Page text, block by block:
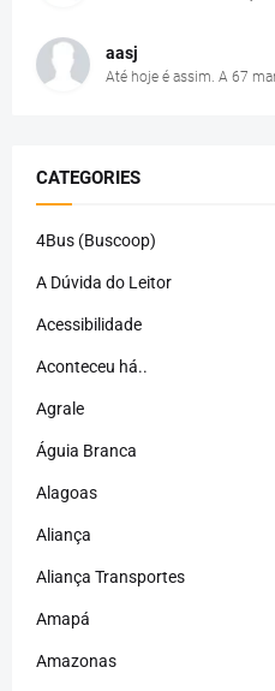
aasj
Até hoje é assim. A 67
CATEGORIES
4Bus (Buscoop)
A Dúvida do Leitor
Acessibilidade
Aconteceu há..
Agrale
Águia Branca
Alagoas
Aliança
Aliança Transportes
Amapá
Amazonas